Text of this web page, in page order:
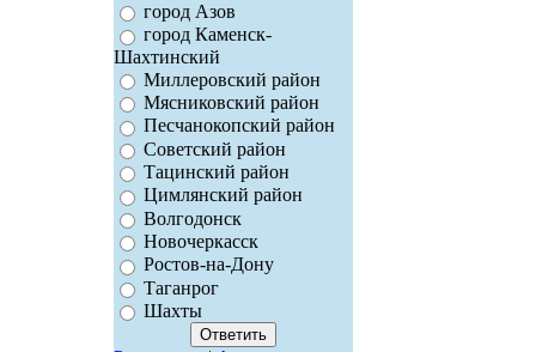
город Азов
город Каменск-
Шахтинский
Миллеровский район
Мясниковский район
Песчанокопский район
Советский район
Тацинский район
Цимлянский район
Волгодонск
Новочеркасск
Ростов-на-Дону
Таганрог
Шахты